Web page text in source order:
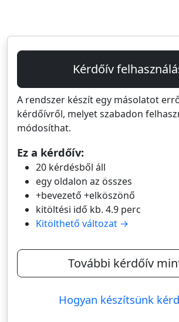
Kérdőív
A rendszer készít egy másolatot
kérdőívről, melyet szabadon
módosíthat.
Ez a kérdőív:
20 kérdésből áll
egy oldalon az összes
+bevezető +elköszönő
kitöltési idő kb. 4.9 perc
Kitölthető változat →
További kérdőív
Hogyan készítsünk